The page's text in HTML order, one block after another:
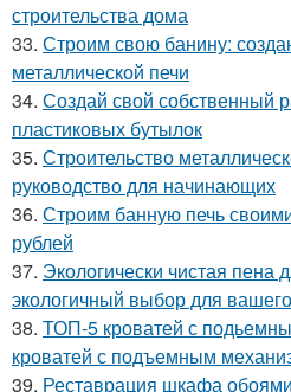
строительства дома
33. Строим свою банину:
металлической печи
34. Создай свой собственный
пластиковых бутылок
35. Строительство
руководство для начинающих
36. Строим банную печь
рублей
37. Экологически чистая пена
экологичный выбор для
38. ТОП-5 кроватей с
кроватей с подъемным
39. Реставрация шкафа